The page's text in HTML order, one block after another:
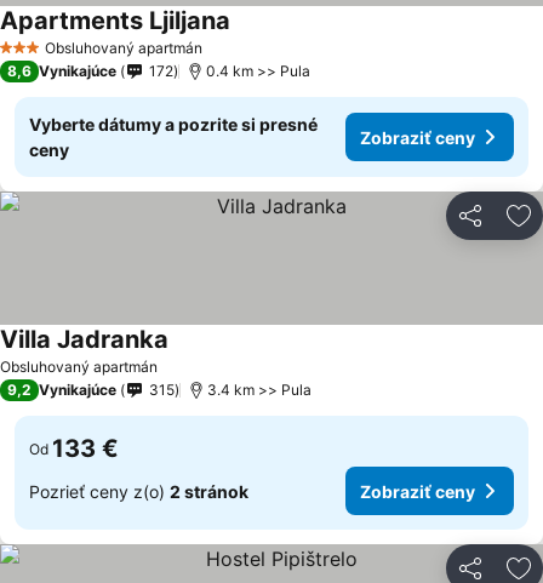
3 Počet hviezdičiek
Obsluhovaný apartmán
Apartments Ljiljana
8,6 Vynikajúce 172 0.4 km >> Pula
Vyberte dátumy a pozrite si presné
ceny
Zobraziť ceny
Zdieľať
Obsluhovaný apartmán
Villa Jadranka
9,2 Vynikajúce 315 3.4 km >> Pula
Od 133 €
Pozrieť ceny z(o) 2 stránok Zobraziť ceny